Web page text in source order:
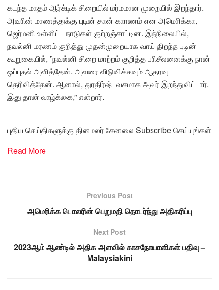
கடந்த மாதம் ஆர்க்டிக் சிறையில் மர்மமான முறையில் இறந்தார்.
அவரின் மரணத்துக்கு புடின் தான் காரணம் என அமெரிக்கா,
ஜெர்மனி உள்ளிட்ட நாடுகள் குற்றஞ்சாட்டின. இந்நிலையில்,
நவல்னி மரணம் குறித்து முதன்முறையாக வாய் திறந்த புடின்
கூறுகையில், ”நவல்னி சிறை மாற்றம் குறித்த பரிசீலனைக்கு நான்
ஒப்புதல் அளித்தேன். அவரை விடுவிக்கவும் ஆதரவு
தெரிவித்தேன். ஆனால், துரதிர்ஷ்டவசமாக அவர் இறந்துவிட்டார்.
இது தான் வாழ்க்கை,” என்றார்.
புதிய செய்திகளுக்கு தினமலர் சேனலை Subscribe செய்யுங்கள்
Read More
Previous Post
அமெரிக்க டொலரின் பெறுமதி தொடர்ந்து அதிகரிப்பு
Next Post
2023ஆம் ஆண்டில் அதிக அளவில் காசநோயாளிகள் பதிவு –
Malaysiakini